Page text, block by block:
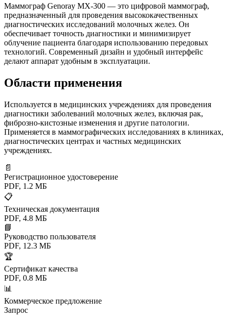
Маммограф Genoray MX-300 — это цифровой маммограф,
предназначенный для проведения высококачественных
диагностических исследований молочных желез. Он
обеспечивает точность диагностики и минимизирует
облучение пациента благодаря использованию передовых
технологий. Современный дизайн и удобный интерфейс
делают аппарат удобным в эксплуатации.
Области применения
Используется в медицинских учреждениях для проведения
диагностики заболеваний молочных желез, включая рак,
фиброзно-кистозные изменения и другие патологии.
Применяется в маммографических исследованиях в клиниках,
диагностических центрах и частных медицинских
учреждениях.
📄
Регистрационное удостоверение
PDF, 1.2 МБ
📋
Техническая документация
PDF, 4.8 МБ
📘
Руководство пользователя
PDF, 12.3 МБ
🏆
Сертификат качества
PDF, 0.8 МБ
📊
Коммерческое предложение
Запрос